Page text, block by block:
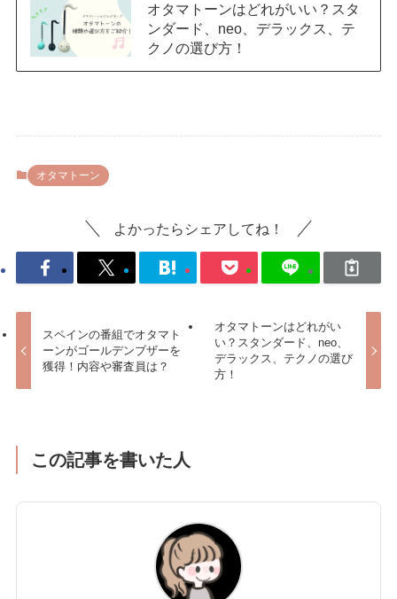
オタマトーンはどれがいい？スタ
ンダード、neo、デラックス、テ
クノの選び方！
オタマトーン
よかったらシェアしてね！
スペインの番組でオタマト
ーンがゴールデンブザーを
獲得！内容や審査員は？
オタマトーンはどれがい
い？スタンダード、neo、
デラックス、テクノの選び
方！
この記事を書いた人